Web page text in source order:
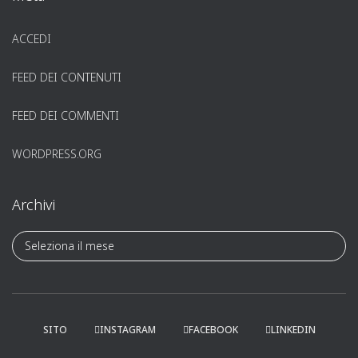
ACCEDI
FEED DEI CONTENUTI
FEED DEI COMMENTI
WORDPRESS.ORG
Archivi
A
r
h
SITO INSTAGRAM FACEBOOK LINKEDIN